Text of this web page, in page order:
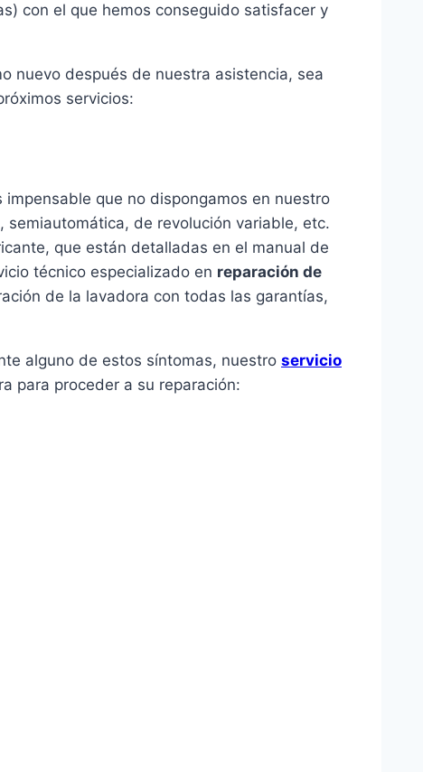
con el que hemos conseguido satisfacer y
nuevo después de nuestra asistencia, sea
servicios:
que no dispongamos en nuestro
de revolución variable, etc.
que están detalladas en el manual de
técnico especializado en reparación de
de la lavadora con todas las garantías,
alguno de estos síntomas, nuestro servicio
para proceder a su reparación: